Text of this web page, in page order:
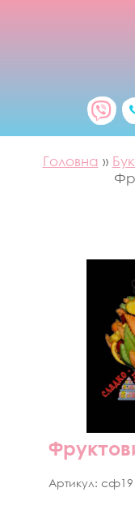
Головна »
Артикул: сф19